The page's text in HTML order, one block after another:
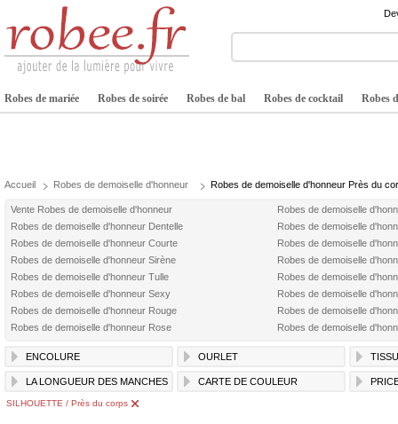
Robes de mariée Robes de soirée Robes de bal Robes de cocktail Robes
Accueil Robes de demoiselle d'honneur Robes de demoiselle d'honneur Près du
Vente Robes de demoiselle d'honneur
Robes de demoiselle
Robes de demoiselle d'honneur Dentelle
Robes de demoiselle
Robes de demoiselle d'honneur Courte
Robes de demoiselle
Robes de demoiselle d'honneur Sirène
Robes de demoiselle
Robes de demoiselle d'honneur Tulle
Robes de demoiselle
Robes de demoiselle d'honneur Sexy
Robes de demoiselle
Robes de demoiselle d'honneur Rouge
Robes de demoiselle
Robes de demoiselle d'honneur Rose
Robes de demoiselle
ENCOLURE OURLET TISSU
LA LONGUEUR DES MANCHES CARTE DE COULEUR
SILHOUETTE / Près du corps